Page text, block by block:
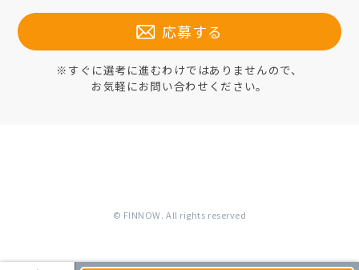
応募する
※すぐに選考に進むわけではありませんので、
お気軽にお問い合わせください。
© FINNOW. All rights reserved